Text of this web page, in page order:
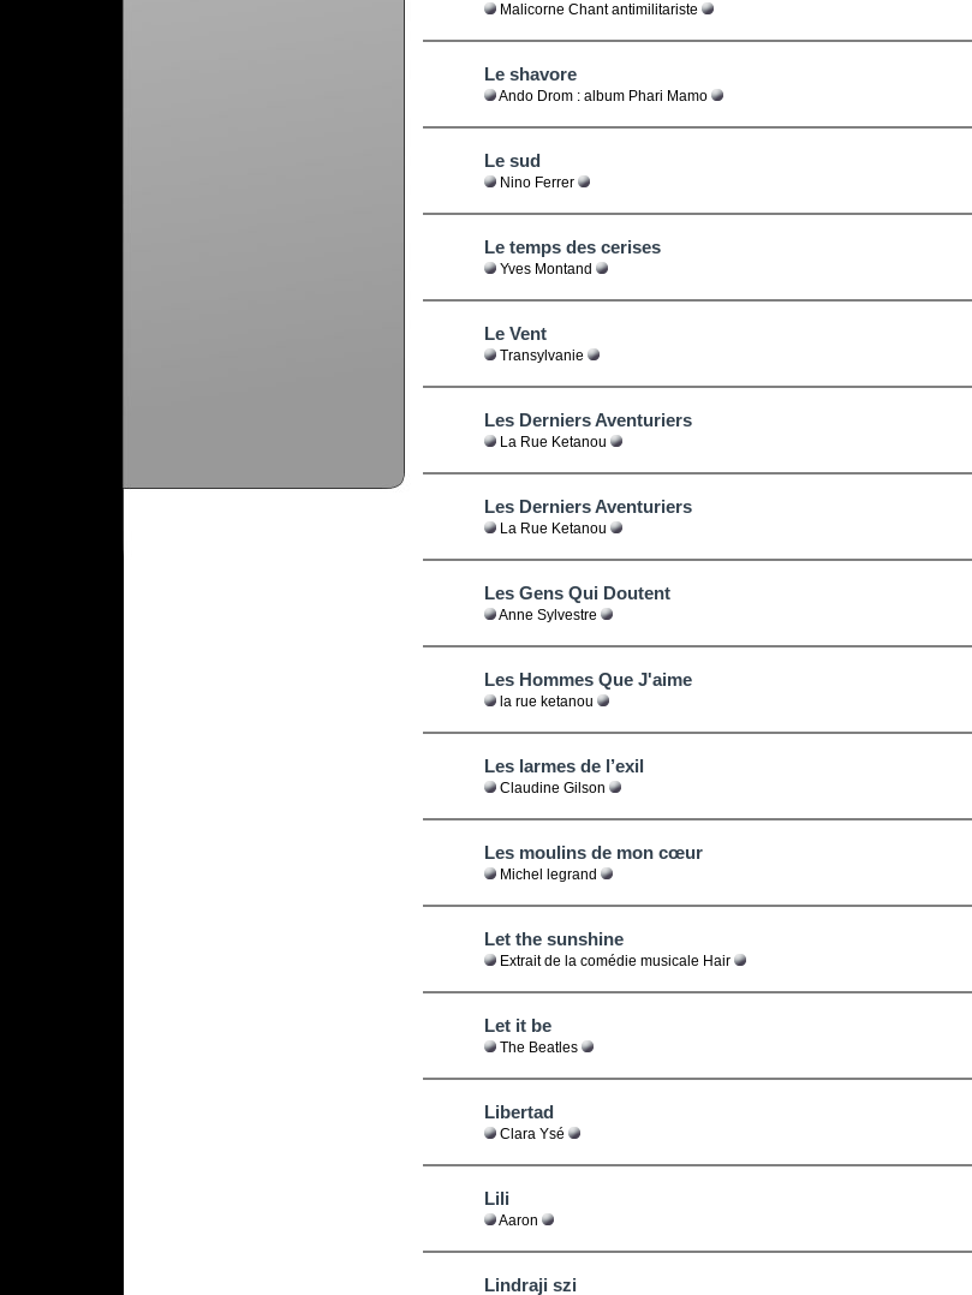
Malicorne Chant antimilitariste
Le shavore
Ando Drom : album Phari Mamo
Le sud
Nino Ferrer
Le temps des cerises
Yves Montand
Le Vent
Transylvanie
Les Derniers Aventuriers
La Rue Ketanou
Les Derniers Aventuriers
La Rue Ketanou
Les Gens Qui Doutent
Anne Sylvestre
Les Hommes Que J'aime
la rue ketanou
Les larmes de l’exil
Claudine Gilson
Les moulins de mon cœur
Michel legrand
Let the sunshine
Extrait de la comédie musicale Hair
Let it be
The Beatles
Libertad
Clara Ysé
Lili
Aaron
Lindraji szi